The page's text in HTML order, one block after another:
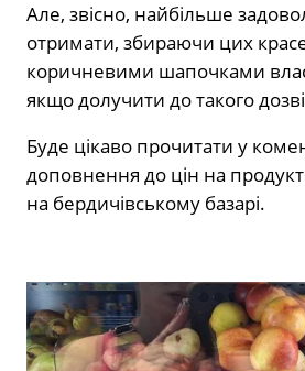
Але, звісно, найбільше
отримати, збираючи цих
коричневими шапочками
якщо долучити до такого
Буде цікаво прочитати у
доповнення до цін на
на бердичівському базарі.